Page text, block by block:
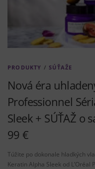
PRODUKTY /SÚŤAŽE
Nová éra
Professionnel
Sleek + SÚŤAŽ o
99 €
Túžite po dokonale hladkých
Keratin Alpha Sleek od